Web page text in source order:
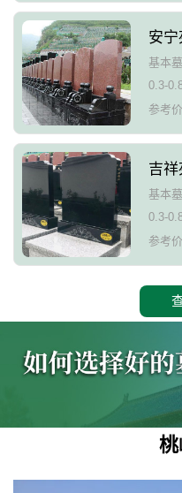
安
基本
0.3-
参考
吉
基本
0.3-
参考
桃